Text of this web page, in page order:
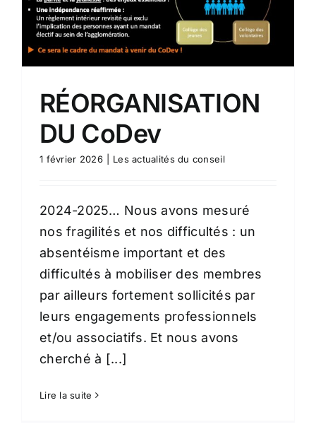
RÉORGANISATION
DU CoDev
1 février 2026 Les actualités du conseil
2024-2025… Nous avons mesuré
nos fragilités et nos difficultés : un
absentéisme important et des
difficultés à mobiliser des membres
par ailleurs fortement sollicités par
leurs engagements professionnels
et/ou associatifs. Et nous avons
cherché à [...]
Lire la suite